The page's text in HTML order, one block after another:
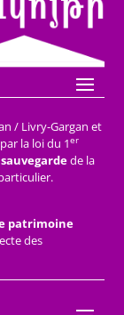
/ Livry-Gargan et
la loi du 1er
de la
patrimoine
des